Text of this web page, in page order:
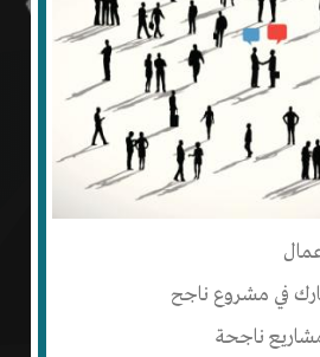
في مشروع ناجح
ناجحة